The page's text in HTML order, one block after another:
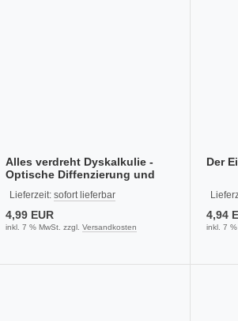
Alles verdreht Dyskalkulie -
Optische Diffenzierung und
Lieferzeit:sofort lieferbar
4,99 EUR
inkl. 7 % MwSt. zzgl.Versandkosten
Der
4,94
inkl. 7